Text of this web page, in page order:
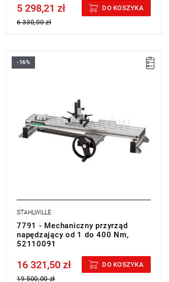
Price tax included
5 298,21 zł
6 330,00 zł
DO KOSZYKA
-16%
STAHLWILLE
7791 - Mechaniczny przyrząd
napędzający od 1 do 400 Nm,
52110091
Price tax included
16 321,50 zł
19 500,00 zł
DO KOSZYKA